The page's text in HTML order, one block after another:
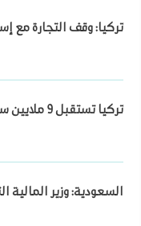
تركيا: وقف التجارة مع
تركيا تستقبل 9 ملايين سائح بالربع الأول من 2024
السعودية: وزير